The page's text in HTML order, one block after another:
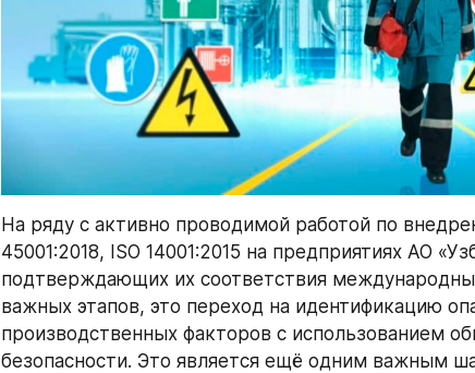
На ряду с активно проводимой работой по
45001:2018, ISO 14001:2015 на предприятиях АО
подтверждающих их соответствия
важных этапов, это переход на идентификацию
производственных факторов с использованием
безопасности. Это является ещё одним важным